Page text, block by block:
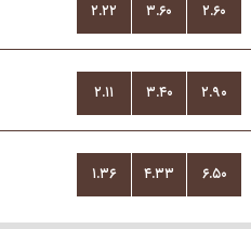
۲.۲۲ ۳.۶۰ ۲.۶۰
۲.۱۱ ۳.۴۰ ۲.۹۰
۱.۳۶ ۴.۳۳ ۶.۵۰